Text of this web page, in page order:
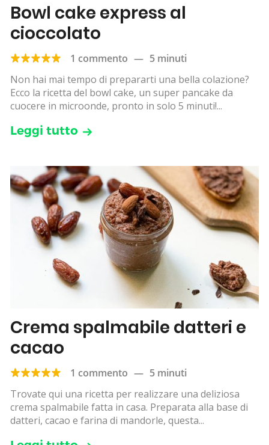
Bowl cake express al
cioccolato
1 commento — 5 minuti
Non hai mai tempo di prepararti una bella colazione?
Ecco la ricetta del bowl cake, un super pancake da
cuocere in microonde, pronto in solo 5 minuti!...
Leggi tutto
Crema spalmabile datteri e
cacao
1 commento — 5 minuti
Trovate qui una ricetta per realizzare una deliziosa
crema spalmabile fatta in casa. Preparata alla base di
datteri, cacao e farina di mandorle, questa...